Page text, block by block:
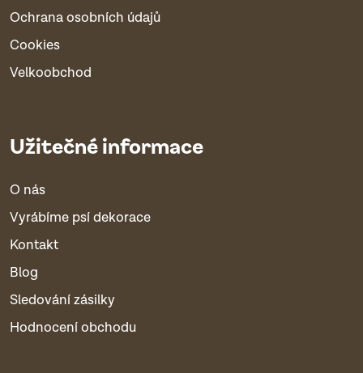
Ochrana osobních údajů
Cookies
Velkoobchod
Užitečné informace
O nás
Vyrábíme psí dekorace
Kontakt
Blog
Sledování zásilky
Hodnocení obchodu